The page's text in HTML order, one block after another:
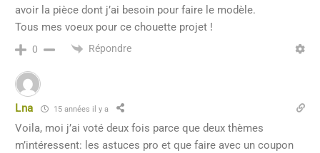
avoir la pièce dont j’ai besoin pour faire le modèle.
Tous mes voeux pour ce chouette projet !
0 Répondre
Lna 15 années il y a
Voila, moi j’ai voté deux fois parce que deux thèmes
m’intéressent: les astuces pro et que faire avec un coupon